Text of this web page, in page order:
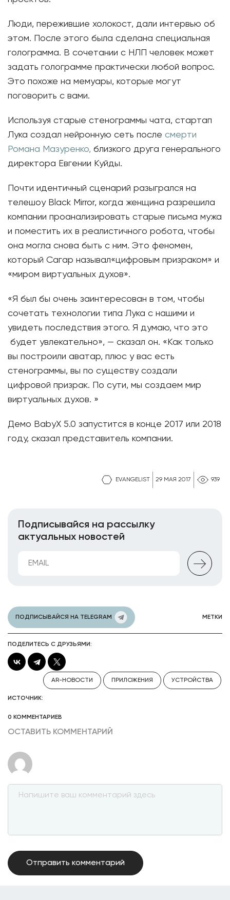
EVANGELIST 29 МАЯ 2017 939
Люди, пережившие холокост, дали интервью об
этом. После этого была сделана специальная
голограмма. В сочетании с НЛП человек может
задать голограмме практически любой вопрос.
Это похоже на мемуары, которые могут
поговорить с вами.
Используя старые стенограммы чата, стартап
Лука создал нейронную сеть после смерти
Романа Мазуренко, близкого друга генерального
директора Евгении Куйды.
Почти идентичный сценарий разыгрался на
телешоу Black Mirror, когда женщина разрешила
компании проанализировать старые письма мужа
и поместить их в реалистичного робота, чтобы
она могла снова быть с ним. Это феномен,
который Сагар называл«цифровым призраком» и
«миром виртуальных духов».
«Я был бы очень заинтересован в том, чтобы
сочетать технологии типа Лука с нашими и
увидеть последствия этого. Я думаю, что это
будет увлекательно», — сказал он. «Как только
вы построили аватар, плюс у вас есть
стенограммы, вы по существу создали
цифровой призрак. По сути, мы создаем мир
виртуальных духов. »
Демо BabyX 5.0 запустится в конце 2017 или 2018
году, сказал представитель компании.
Подписывайся на рассылку
актуальных новостей
ПОДПИСЫВАЙСЯ НА TELEGRAM МЕТКИ
ПОДЕЛИТЕСЬ С ДРУЗЬЯМИ:
AR-НОВОСТИ ПРИЛОЖЕНИЯ УСТРОЙСТВА
ИСТОЧНИК:
0 КОММЕНТАРИЕВ
ОСТАВИТЬ КОММЕНТАРИЙ